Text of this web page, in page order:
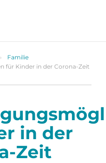
Familie
für Kinder in der Corona-Zeit
in der
Zeit